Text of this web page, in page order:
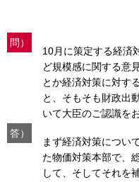
問）
10月に策定する経済
ど規模感に関する意
とか経済対策に対す
と、そもそも財政出
いて大臣のご認識を
答）
まず経済対策につい
た物価対策本部で、
して、そしてそれを